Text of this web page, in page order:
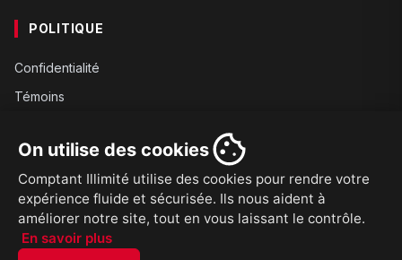
On utilise des cookies
Comptant Illimité utilise des cookies pour rendre votre
expérience fluide et sécurisée. Ils nous aident à
améliorer notre site, tout en vous laissant le contrôle.
En savoir plus
POLITIQUE
Confidentialité
Témoins
Conditions
Expédition
Retours